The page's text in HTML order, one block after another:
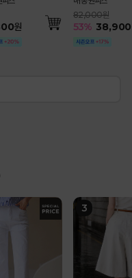
원
82,000원
53% 38,900